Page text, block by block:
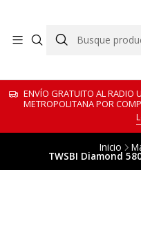
ENVÍO GRATUITO AL RADIO
METROPOLITANA POR
Inicio
TWSBI Diamond